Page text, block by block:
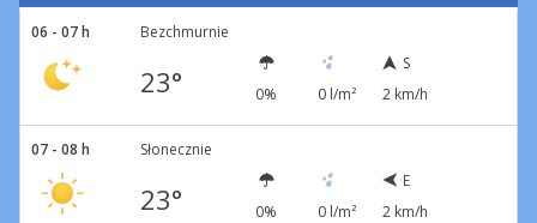
06 - 07 h Bezchmurnie
23° 0% 0 l/m²
S
2 km/h
07 - 08 h Słonecznie
23° 0% 0 l/m²
E
2 km/h